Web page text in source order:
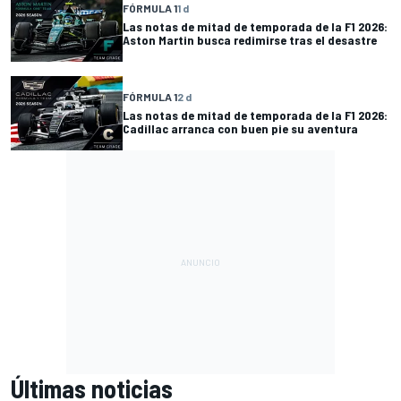
FÓRMULA 11 d
Las notas de mitad de temporada de la F1 2026:
Aston Martin busca redimirse tras el desastre
FÓRMULA 12 d
Las notas de mitad de temporada de la F1 2026:
Cadillac arranca con buen pie su aventura
Últimas noticias